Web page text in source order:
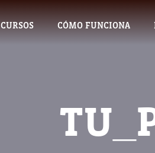
CURSOS CÓMO FUNCIONA